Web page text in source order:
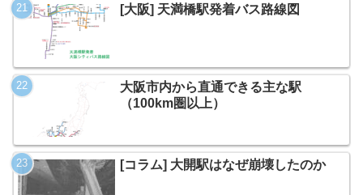
[大阪] 天満橋駅発着バス路線図
大阪市内から直通できる主な駅
（100km圏以上）
[コラム] 大開駅はなぜ崩壊したのか